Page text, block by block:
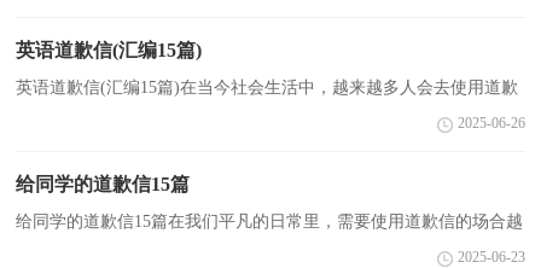
英语道歉信(汇编15篇)
英语道歉信(汇编15篇)在当今社会生活中，越来越多人会去使用道歉
信，通过道歉信可以更好地表示陪礼道歉，消除曲解。写起道歉信来
2025-06-26
给同学的道歉信15篇
给同学的道歉信15篇在我们平凡的日常里，需要使用道歉信的场合越
来越多，道歉信在写作上具有一定的格式要求。怎么写道歉信才能避
2025-06-23